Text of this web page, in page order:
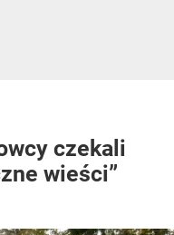
czekali
wieści”